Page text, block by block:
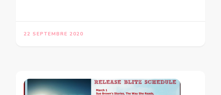
22 SEPTEMBRE 2020